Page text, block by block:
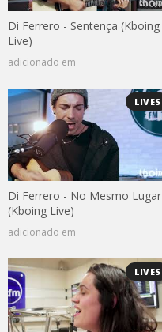
Di Ferrero - Sentença (Kboing
Live)
adicionado em
LIVES
Di Ferrero - No Mesmo Lugar
(Kboing Live)
adicionado em
LIVES